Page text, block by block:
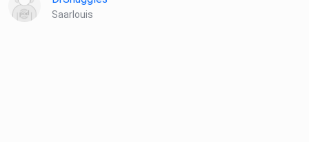
Saarlouis